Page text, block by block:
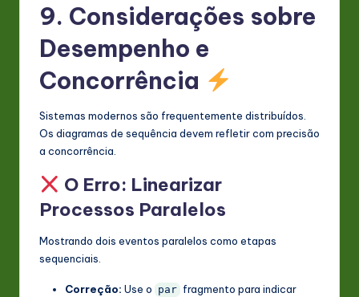
9. Considerações sobre
Desempenho e
Concorrência
Sistemas modernos são frequentemente distribuídos.
Os diagramas de sequência devem refletir com precisão
a concorrência.
O Erro: Linearizar
Processos Paralelos
Mostrando dois eventos paralelos como etapas
sequenciais.
Correção: Use o par fragmento para indicar